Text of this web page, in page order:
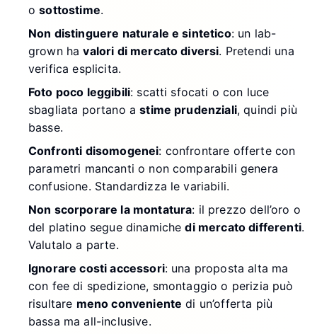
osottostime.
Non distinguere naturale e sintetico: un lab-
grown havalori di mercato diversi. Pretendi una
verifica esplicita.
Foto poco leggibili: scatti sfocati o con luce
sbagliata portano astime prudenziali, quindi più
basse.
Confronti disomogenei: confrontare offerte con
parametri mancanti o non comparabili genera
confusione. Standardizza le variabili.
Non scorporare la montatura: il prezzo dell’oro o
del platino segue dinamichedi mercato differenti.
Valutalo a parte.
Ignorare costi accessori: una proposta alta ma
con fee di spedizione, smontaggio o perizia può
risultare meno conveniente di un’offerta più
bassa ma all-inclusive.